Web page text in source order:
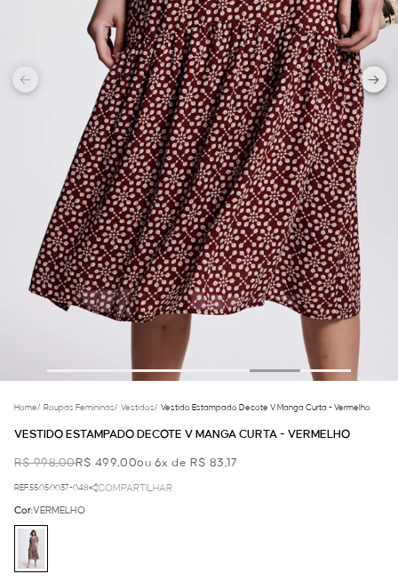
Home/ Roupas Femininas/ Vestidos/ Vestido Estampado Decote V Manga Curta - Vermelho
VESTIDO ESTAMPADO DECOTE V MANGA CURTA - VERMELHO
R$ 998,00R$ 499,00ou 6x de R$ 83,17
REF.55.05.0037-048 COMPARTILHAR
Cor:VERMELHO